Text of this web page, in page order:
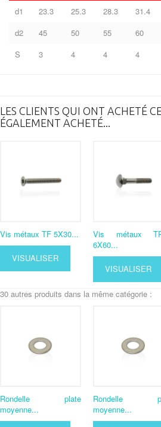
d1
23.3 25.3 28.3 31.4
d2
45 50 55 60
S
3 4 4 4
LES CLIENTS QUI ONT ACHETÉ
ÉGALEMENT ACHETÉ...
Vis métaux TF 5X30...
VISUALISER
Vis métaux
6X60...
VISUALISER
30 autres produits dans la même catégorie :
Rondelle plate
moyenne...
Rondelle
moyenne...